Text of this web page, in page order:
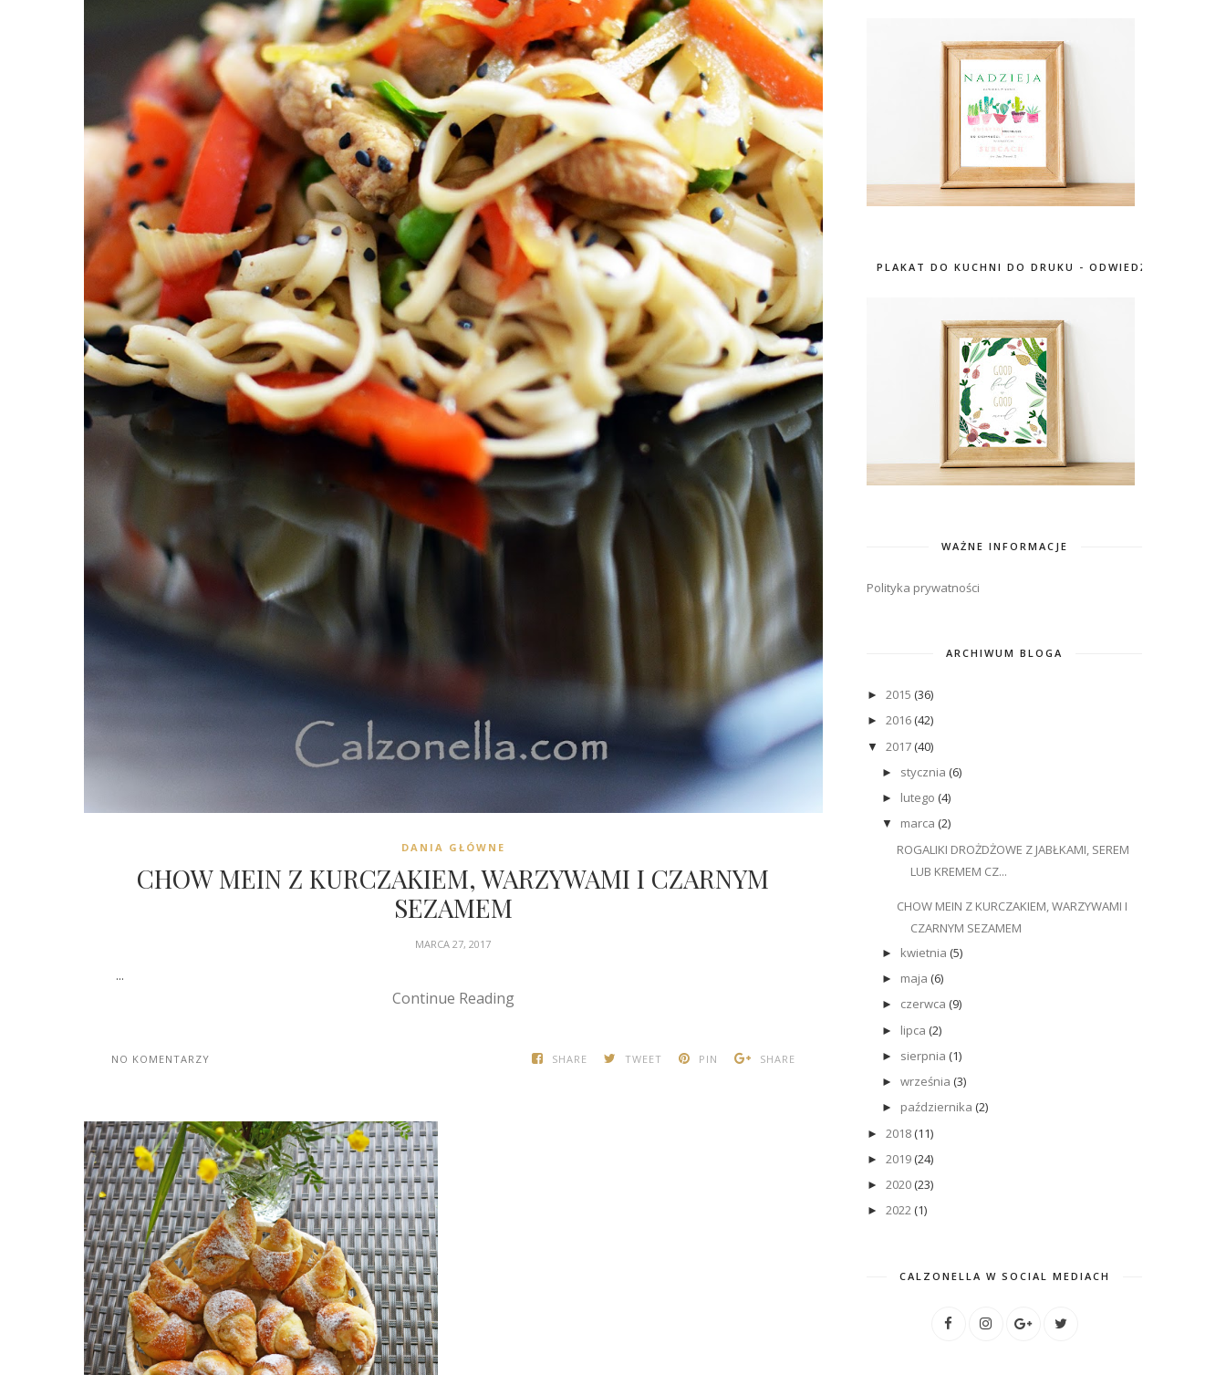
DANIA GŁÓWNE
CHOW MEIN Z KURCZAKIEM, WARZYWAMI I CZARNYM
SEZAMEM
MARCA 27, 2017
...
Continue Reading
SHARE TWEET PIN SHARE
NO KOMENTARZY
PLAKAT DO KUCHNI DO DRUKU - ODWIEDŹ SKLEP
WAŻNE INFORMACJE
Polityka prywatności
ARCHIWUM BLOGA
►2015 (36)
►2016 (42)
▼2017 (40)
► stycznia (6)
► lutego (4)
▼ marca (2)
ROGALIKI DROŻDŻOWE Z JABŁKAMI, SEREM
LUB KREMEM CZ...
CHOW MEIN Z KURCZAKIEM, WARZYWAMI I
CZARNYM SEZAMEM
► kwietnia (5)
► maja (6)
► czerwca (9)
► lipca (2)
► sierpnia (1)
► września (3)
► października (2)
►2018 (11)
►2019 (24)
►2020 (23)
►2022 (1)
CALZONELLA W SOCIAL MEDIACH